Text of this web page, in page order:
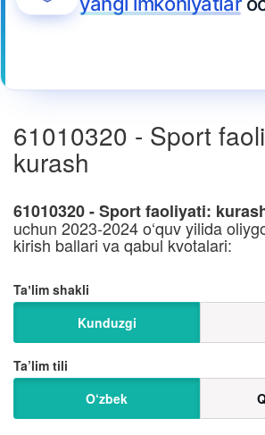
61010320 - Sport
kurash
61010320 - Sport faoliyati:
uchun 2023-2024 o‘quv yilida
kirish ballari va qabul kvotalari:
Taʼlim shakli
Kunduzgi
Ta’lim tili
O‘zbek